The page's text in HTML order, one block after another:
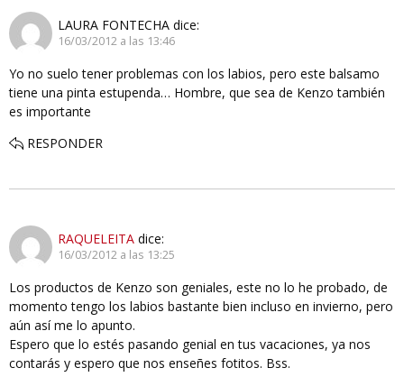
LAURA FONTECHA dice:
16/03/2012 a las 13:46
Yo no suelo tener problemas con los labios, pero este balsamo
tiene una pinta estupenda… Hombre, que sea de Kenzo también
es importante
RESPONDER
RAQUELEITA dice:
16/03/2012 a las 13:25
Los productos de Kenzo son geniales, este no lo he probado, de
momento tengo los labios bastante bien incluso en invierno, pero
aún así me lo apunto.
Espero que lo estés pasando genial en tus vacaciones, ya nos
contarás y espero que nos enseñes fotitos. Bss.